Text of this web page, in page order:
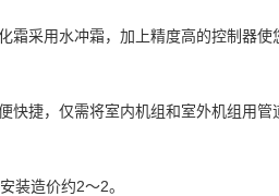
霜采用水冲霜，加上精度高的控制器使
快捷，仅需将室内机组和室外机组用管
装造价约2～2。